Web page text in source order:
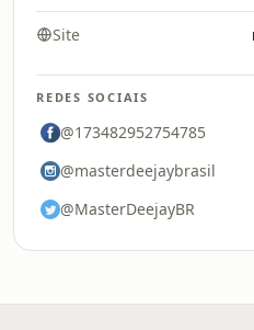
Site
REDES SOCIAIS
@173482952754785
@masterdeejaybrasil
@MasterDeejayBR